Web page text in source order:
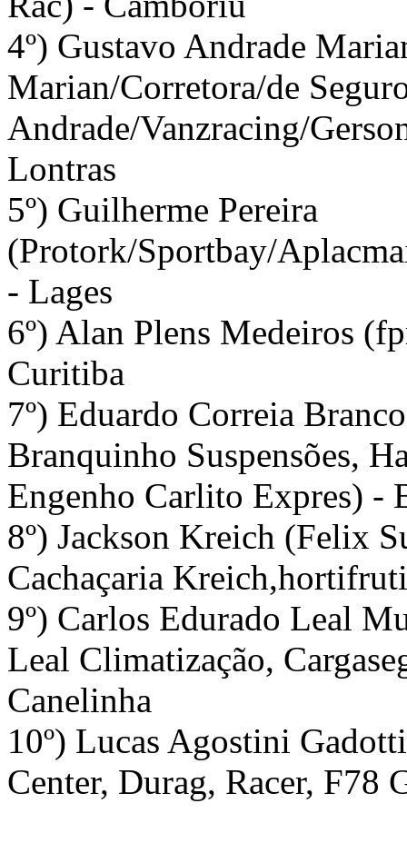
4º) Gustavo Andrade
Marian/Corretora/de
Andrade/Vanzracing/
Lontras
5º) Guilherme Pereira
(Protork/Sportbay/
- Lages
6º) Alan Plens Medeiros
Curitiba
7º) Eduardo Correia
Branquinho Suspensões,
Engenho Carlito Expres) -
8º) Jackson Kreich (Felix
Cachaçaria
9º) Carlos Edurado Leal
Leal Climatização,
Canelinha
10º) Lucas Agostini
Center, Durag, Racer, F78